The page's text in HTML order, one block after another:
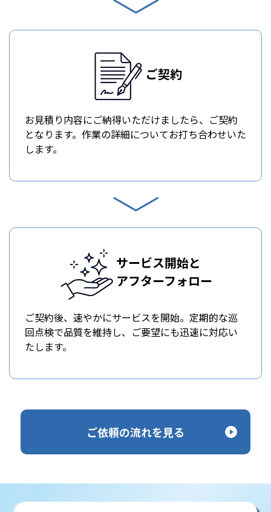
ご契約
お見積り内容にご納得いただけましたら、ご契約
となります。作業の詳細についてお打ち合わせいた
します。
サービス開始と
アフターフォロー
ご契約後、速やかにサービスを開始。定期的な巡
回点検で品質を維持し、ご要望にも迅速に対応い
たします。
ご依頼の流れを見る